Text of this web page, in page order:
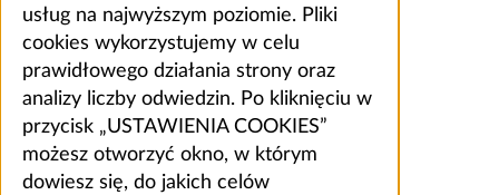
usług na najwyższym poziomie. Pliki
cookies wykorzystujemy w celu
prawidłowego działania strony oraz
analizy liczby odwiedzin. Po kliknięciu w
przycisk „USTAWIENIA COOKIES”
możesz otworzyć okno, w którym
dowiesz się, do jakich celów